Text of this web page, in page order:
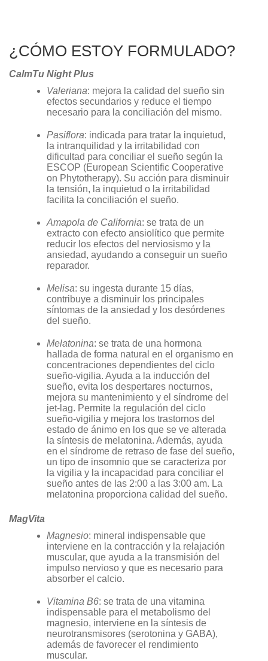
¿CÓMO ESTOY FORMULADO?
CalmTu Night Plus
Valeriana: mejora la calidad del sueño sin
efectos secundarios y reduce el tiempo
necesario para la conciliación del mismo.
Pasiflora: indicada para tratar la inquietud,
la intranquilidad y la irritabilidad con
dificultad para conciliar el sueño según la
ESCOP (European Scientific Cooperative
on Phytotherapy). Su acción para disminuir
la tensión, la inquietud o la irritabilidad
facilita la conciliación el sueño.
Amapola de California: se trata de un
extracto con efecto ansiolítico que permite
reducir los efectos del nerviosismo y la
ansiedad, ayudando a conseguir un sueño
reparador.
Melisa: su ingesta durante 15 días,
contribuye a disminuir los principales
síntomas de la ansiedad y los desórdenes
del sueño.
Melatonina: se trata de una hormona
hallada de forma natural en el organismo en
concentraciones dependientes del ciclo
sueño-vigilia. Ayuda a la inducción del
sueño, evita los despertares nocturnos,
mejora su mantenimiento y el síndrome del
jet-lag. Permite la regulación del ciclo
sueño-vigilia y mejora los trastornos del
estado de ánimo en los que se ve alterada
la síntesis de melatonina. Además, ayuda
en el síndrome de retraso de fase del sueño,
un tipo de insomnio que se caracteriza por
la vigilia y la incapacidad para conciliar el
sueño antes de las 2:00 a las 3:00 am. La
melatonina proporciona calidad del sueño.
MagVita
Magnesio: mineral indispensable que
interviene en la contracción y la relajación
muscular, que ayuda a la transmisión del
impulso nervioso y que es necesario para
absorber el calcio.
Vitamina B6: se trata de una vitamina
indispensable para el metabolismo del
magnesio, interviene en la síntesis de
neurotransmisores (serotonina y GABA),
además de favorecer el rendimiento
muscular.